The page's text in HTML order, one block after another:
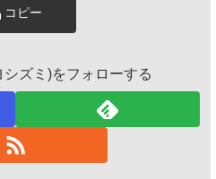
コピー
ズミ)をフォローする